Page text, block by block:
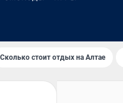
Сколько стоит отдых на Алтае